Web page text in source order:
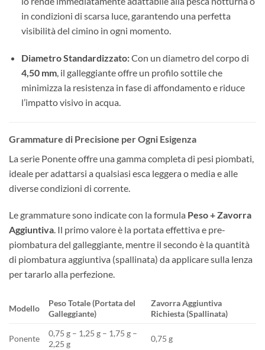
in condizioni di scarsa luce, garantendo una perfetta
visibilità del cimino in ogni momento.
Diametro Standardizzato:Con un diametro del corpo di
4,50 mm, il galleggiante offre un profilo sottile che
minimizza la resistenza in fase di affondamento e riduce
l’impatto visivo in acqua.
Grammature di Precisione per Ogni Esigenza
La serie Ponente offre una gamma completa di pesi piombati,
ideale per adattarsi a qualsiasi esca leggera o media e alle
diverse condizioni di corrente.
Le grammature sono indicate con la formula Peso + Zavorra
Aggiuntiva. Il primo valore è la portata effettiva e pre-
piombatura del galleggiante, mentre il secondo è la quantità
di piombatura aggiuntiva (spallinata) da applicare sulla lenza
per tararlo alla perfezione.
Modello
Peso Totale (Portata del
Galleggiante)
Zavorra Aggiuntiva
Richiesta (Spallinata)
Ponente
0,75 g – 1,25 g – 1,75 g –
2,25 g
0,75 g